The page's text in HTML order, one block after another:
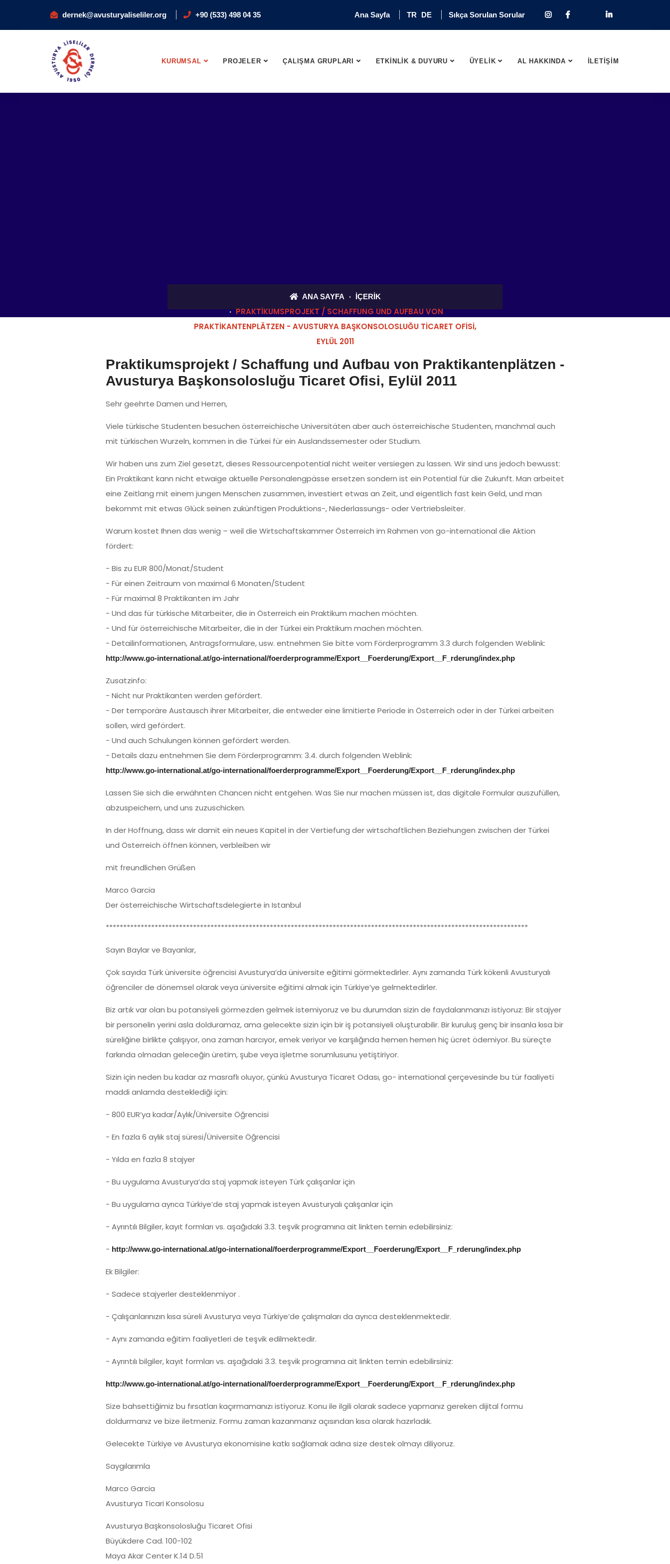
dernek@avusturyaliseliler.org +90 (533) 498 04 35 Ana Sayfa TR DE Sıkça Sorulan Sorular
KURUMSAL PROJELER ÇALIŞMA GRUPLARI ETKİNLİK & DUYURU ÜYELİK AL HAKKINDA İLETİŞİM
ANA SAYFA İÇERIK
PRAKTIKUMSPROJEKT / SCHAFFUNG UND AUFBAU VON
PRAKTIKANTENPLÄTZEN - AVUSTURYA BAŞKONSOLOSLUĞU TICARET OFISI,
EYLÜL 2011
Praktikumsprojekt / Schaffung und Aufbau von Praktikantenplätzen -
Avusturya Başkonsolosluğu Ticaret Ofisi, Eylül 2011
Sehr geehrte Damen und Herren,
Viele türkische Studenten besuchen österreichische Universitäten aber auch österreichische Studenten, manchmal auch
mit türkischen Wurzeln, kommen in die Türkei für ein Auslandssemester oder Studium.
Wir haben uns zum Ziel gesetzt, dieses Ressourcenpotential nicht weiter versiegen zu lassen. Wir sind uns jedoch bewusst:
Ein Praktikant kann nicht etwaige aktuelle Personalengpässe ersetzen sondern ist ein Potential für die Zukunft. Man arbeitet
eine Zeitlang mit einem jungen Menschen zusammen, investiert etwas an Zeit, und eigentlich fast kein Geld, und man
bekommt mit etwas Glück seinen zukünftigen Produktions-, Niederlassungs- oder Vertriebsleiter.
Warum kostet Ihnen das wenig – weil die Wirtschaftskammer Österreich im Rahmen von go-international die Aktion
fördert:
- Bis zu EUR 800/Monat/Student
- Für einen Zeitraum von maximal 6 Monaten/Student
- Für maximal 8 Praktikanten im Jahr
- Und das für türkische Mitarbeiter, die in Österreich ein Praktikum machen möchten.
- Und für österreichische Mitarbeiter, die in der Türkei ein Praktikum machen möchten.
- Detailinformationen, Antragsformulare, usw. entnehmen Sie bitte vom Förderprogramm 3.3 durch folgenden Weblink:
http://www.go-international.at/go-international/foerderprogramme/Export__Foerderung/Export__F_rderung/index.php
Zusatzinfo:
- Nicht nur Praktikanten werden gefördert.
- Der temporäre Austausch ihrer Mitarbeiter, die entweder eine limitierte Periode in Österreich oder in der Türkei arbeiten
sollen, wird gefördert.
- Und auch Schulungen können gefördert werden.
- Details dazu entnehmen Sie dem Förderprogramm: 3.4. durch folgenden Weblink:
http://www.go-international.at/go-international/foerderprogramme/Export__Foerderung/Export__F_rderung/index.php
Lassen Sie sich die erwähnten Chancen nicht entgehen. Was Sie nur machen müssen ist, das digitale Formular auszufüllen,
abzuspeichern, und uns zuzuschicken.
In der Hoffnung, dass wir damit ein neues Kapitel in der Vertiefung der wirtschaftlichen Beziehungen zwischen der Türkei
und Österreich öffnen können, verbleiben wir
mit freundlichen Grüßen
Marco Garcia
Der österreichische Wirtschaftsdelegierte in Istanbul
*************************************************************************************************************************
Sayın Baylar ve Bayanlar,
Çok sayıda Türk üniversite öğrencisi Avusturya’da üniversite eğitimi görmektedirler. Aynı zamanda Türk kökenli Avusturyalı
öğrenciler de dönemsel olarak veya üniversite eğitimi almak için Türkiye’ye gelmektedirler.
Biz artık var olan bu potansiyeli görmezden gelmek istemiyoruz ve bu durumdan sizin de faydalanmanızı istiyoruz: Bir stajyer
bir personelin yerini asla dolduramaz, ama gelecekte sizin için bir iş potansiyeli oluşturabilir. Bir kuruluş genç bir insanla kısa bir
süreliğine birlikte çalışıyor, ona zaman harcıyor, emek veriyor ve karşılığında hemen hemen hiç ücret ödemiyor. Bu süreçte
farkında olmadan geleceğin üretim, şube veya işletme sorumlusunu yetiştiriyor.
Sizin için neden bu kadar az masraflı oluyor, çünkü Avusturya Ticaret Odası, go- international çerçevesinde bu tür faaliyeti
maddi anlamda desteklediği için:
- 800 EUR‘ya kadar/Aylık/Üniversite Öğrencisi
- En fazla 6 aylık staj süresi/Üniversite Öğrencisi
- Yılda en fazla 8 stajyer
- Bu uygulama Avusturya’da staj yapmak isteyen Türk çalışanlar için
- Bu uygulama ayrıca Türkiye’de staj yapmak isteyen Avusturyalı çalışanlar için
- Ayrıntılı Bilgiler, kayıt formları vs. aşağıdaki 3.3. teşvik programına ait linkten temin edebilirsiniz:
- http://www.go-international.at/go-international/foerderprogramme/Export__Foerderung/Export__F_rderung/index.php
Ek Bilgiler:
- Sadece stajyerler desteklenmiyor .
- Çalışanlarınızın kısa süreli Avusturya veya Türkiye’de çalışmaları da ayrıca desteklenmektedir.
- Aynı zamanda eğitim faaliyetleri de teşvik edilmektedir.
- Ayrıntılı bilgiler, kayıt formları vs. aşağıdaki 3.3. teşvik programına ait linkten temin edebilirsiniz:
http://www.go-international.at/go-international/foerderprogramme/Export__Foerderung/Export__F_rderung/index.php
Size bahsettiğimiz bu fırsatları kaçırmamanızı istiyoruz. Konu ile ilgili olarak sadece yapmanız gereken dijital formu
doldurmanız ve bize iletmeniz. Formu zaman kazanmanız açısından kısa olarak hazırladık.
Gelecekte Türkiye ve Avusturya ekonomisine katkı sağlamak adına size destek olmayı diliyoruz.
Saygılarımla
Marco Garcia
Avusturya Ticari Konsolosu
Avusturya Başkonsolosluğu Ticaret Ofisi
Büyükdere Cad. 100-102
Maya Akar Center K.14 D.51